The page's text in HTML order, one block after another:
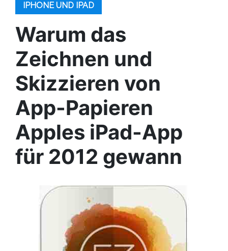
IPHONE UND IPAD
Warum das
Zeichnen und
Skizzieren von
App-Papieren
Apples iPad-App
für 2012 gewann